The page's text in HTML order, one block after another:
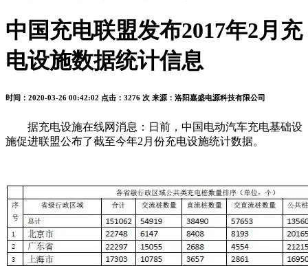
中国充电联盟发布2017年2月充
电设施数据统计信息
时间：2020-03-26 00:42:02 点击：3276 次 来源：洛阳嘉盛电源科技有限公司
据充电设施在线网消息：日前，中国电动汽车充电基础设
施促进联盟公布了截至今年2月份充电设施统计数据。